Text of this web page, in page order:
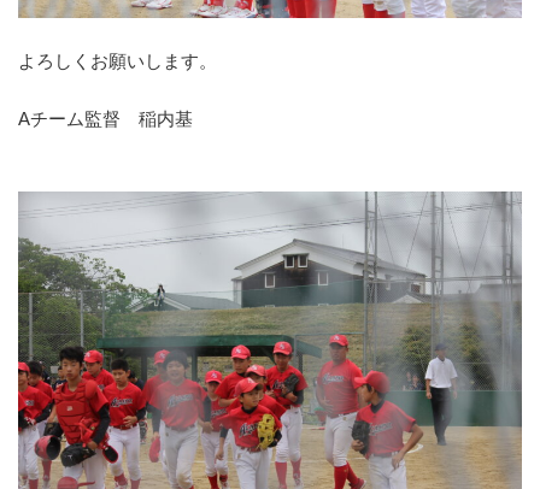
よろしくお願いします。
Aチーム監督 稲内基